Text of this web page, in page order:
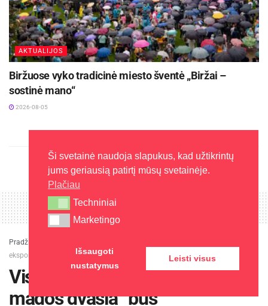
AKTUALIJOS
Biržuose vyko tradicinė miesto šventė „Biržai –
sostinė mano“
2026-08-05
Pradžia
eksponuojami italų dizainerių sukurti šedevrai
Visagino parodoje „Itališkos
mados dvasia“ bus
Ši svetainė naudoja slapukus, kad užtikrintų
jums geriausią patirtį mūsų svetainėje.
Plačiau
Techniniai
Techniniai
Marketingo
Marketingo
Išsaugoti
nustatymus
Leisti visus